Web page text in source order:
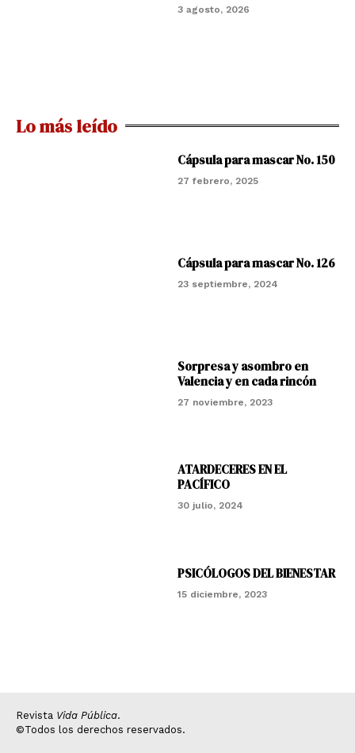
3 agosto, 2026
Lo más leído
Cápsula para mascar No. 150
27 febrero, 2025
Cápsula para mascar No. 126
23 septiembre, 2024
Sorpresa y asombro en
Valencia y en cada rincón
27 noviembre, 2023
ATARDECERES EN EL
PACÍFICO
30 julio, 2024
PSICÓLOGOS DEL BIENESTAR
15 diciembre, 2023
Revista Vida Pública.
©Todos los derechos reservados.